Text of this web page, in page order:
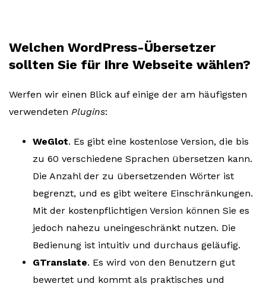
Welchen WordPress-Übersetzer
sollten Sie für Ihre Webseite wählen?
Werfen wir einen Blick auf einige der am häufigsten
verwendeten Plugins:
WeGlot. Es gibt eine kostenlose Version, die bis
zu 60 verschiedene Sprachen übersetzen kann.
Die Anzahl der zu übersetzenden Wörter ist
begrenzt, und es gibt weitere Einschränkungen.
Mit der kostenpflichtigen Version können Sie es
jedoch nahezu uneingeschränkt nutzen. Die
Bedienung ist intuitiv und durchaus geläufig.
GTranslate. Es wird von den Benutzern gut
bewertet und kommt als praktisches und